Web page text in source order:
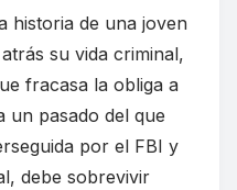
historia de una joven
su vida criminal,
fracasa la obliga a
un pasado del que
por el FBI y
debe sobrevivir